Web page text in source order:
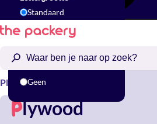
Standaard
Groot
Geen
Plywood
Plywood